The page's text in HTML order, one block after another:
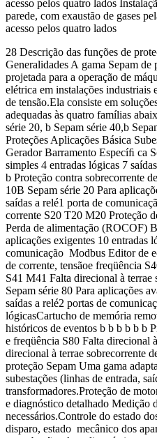
acesso pelos quatro lados
parede, com exaustão de gases
acesso pelos quatro lados
28 Descrição das funções de
Generalidades A gama Sepam
projetada para a operação de
elétrica em instalações industriais
de tensão.Ela consiste em
adequadas às quatro famílias
série 20, b Sepam série 40,b
Proteções Aplicações Básica
Gerador Barramento Especíﬁ ca
simples 4 entradas lógicas 7
b Proteção contra sobrecorrente
10B Sepam série 20 Para
saídas a relé1 porta de
corrente S20 T20 M20 Proteção
Perda de alimentação (ROCOF)
aplicações exigentes 10 entradas
comunicação Modbus Editor de
de corrente, tensãoe freqüência
S41 M41 Falta direcional à terrae
Sepam série 80 Para aplicações
saídas a relé2 portas de
lógicasCartucho de memória
históricos de eventos b b b b b b
e freqüência S80 Falta direcional
direcional à terrae sobrecorrente
proteção Sepam Uma gama
subestações (linhas de entrada,
transformadores.Proteção de
e diagnóstico detalhado Medição
necessários.Controle do estado
disparo, estado mecânico dos